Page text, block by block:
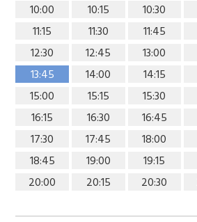
10:00
10:15 10:30
11:15
11:30 11:45
12:30
12:45 13:00
13:45
14:00 14:15
15:00
15:15 15:30
16:15
16:30 16:45
17:30
17:45 18:00
18:45
19:00 19:15
20:00
20:15 20:30